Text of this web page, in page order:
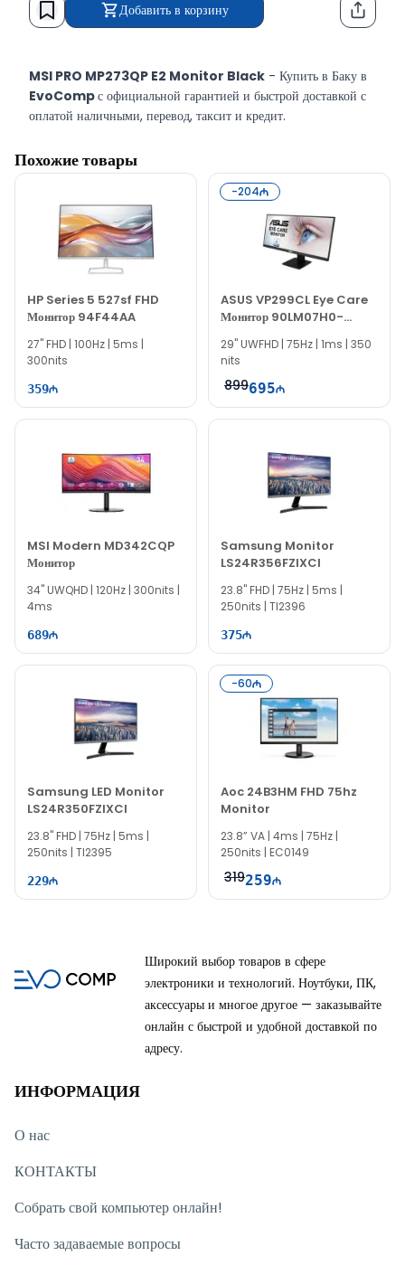
Добавить в корзину
MSI PRO MP273QP E2 Monitor Black - Купить в Баку в
EvoCompс официальной гарантией и быстрой доставкой с
оплатой наличными, перевод, таксит и кредит.
Похожие товары
HP Series 5 527sf FHD
Монитор 94F44AA
27" FHD | 100Hz | 5ms |
300nits
359
-204
ASUS VP299CL Eye Care
Монитор 90LM07H0-
B01170
29" UWFHD | 75Hz | 1ms | 350
nits
899695
MSI Modern MD342CQP
Монитор
34" UWQHD | 120Hz | 300nits |
4ms
689
Samsung Monitor
LS24R356FZIXCI
23.8" FHD | 75Hz | 5ms |
250nits | TI2396
375
Samsung LED Monitor
LS24R350FZIXCI
23.8" FHD | 75Hz | 5ms |
250nits | TI2395
229
-60
Aoc 24B3HM FHD 75hz
Monitor
23.8” VA | 4ms | 75Hz |
250nits | EC0149
319259
Широкий выбор товаров в сфере
электроники и технологий. Ноутбуки, ПК,
аксессуары и многое другое — заказывайте
онлайн с быстрой и удобной доставкой по
адресу.
ИНФОРМАЦИЯ
О нас
КОНТАКТЫ
Собрать свой компьютер онлайн!
Часто задаваемые вопросы